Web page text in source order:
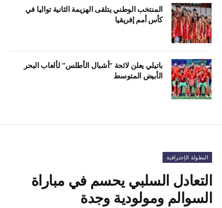
المنتخب الوطني يتلقى الهزيمة الثانية تواليا في
كأس أمم إفريقيا
باتيلي يعلن لائحة “أشبال الأطلس” لألعاب البحر
الأبيض المتوسط
البطولة الإحترافية
التعادل السلبي يحسم في مباراة
السوالم ومولودية وجدة